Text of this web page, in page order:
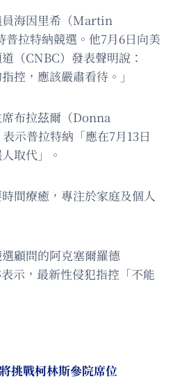
員海因里希（Martin
拉特納競選。他7月6日向美
（CNBC）發表聲明說：
控，應該嚴肅看待。」
布拉茲爾（Donna
示普拉特納「應在7月13日
取代」。
間療癒，專注於家庭及個人
顧問的阿克塞爾羅德
示，最新性侵犯指控「不能
挑戰柯林斯參院席位